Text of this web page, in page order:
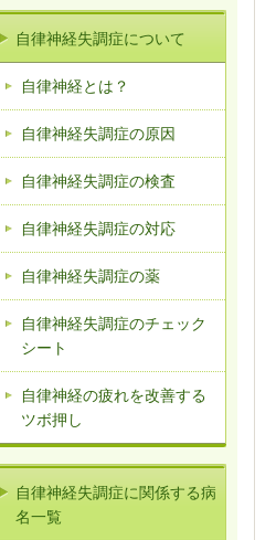
自律神経失調症について
自律神経とは？
自律神経失調症の原因
自律神経失調症の検査
自律神経失調症の対応
自律神経失調症の薬
自律神経失調症のチェック
シート
自律神経の疲れを改善する
ツボ押し
自律神経失調症に関係する病
名一覧